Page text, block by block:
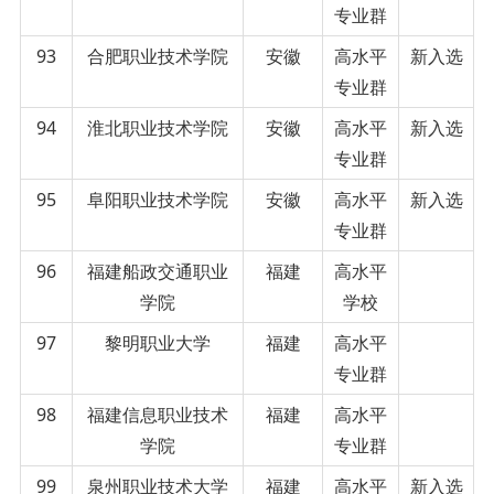
专业群
93
合肥职业技术学院 安徽
高水平
专业群
新入选
94 淮北职业技术学院 安徽
高水平
专业群
新入选
95 阜阳职业技术学院 安徽
高水平
专业群
新入选
96
福建船政交通职业
学院
福建
高水平
学校
97
黎明职业大学 福建
高水平
专业群
98
福建信息职业技术
学院
福建
高水平
专业群
99
泉州职业技术大学 福建 高水平 新入选